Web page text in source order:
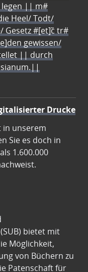
legen || m#
Heel/ Todt/
Gesetz #[et]c̃ tr#
gewissen/
|| durch
Drucke
in unserem
Sie es doch in
1.600.000
bietet mit
Möglichkeit,
von Büchern zu
Patenschaft für